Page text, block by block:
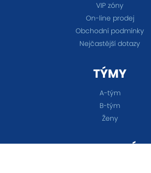
VIP zóny
On-line prodej
Obchodní podmínky
Nejčastější dotazy
TÝMY
A-tým
B-tým
Ženy
OSTATNÍ